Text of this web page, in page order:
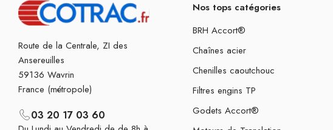
Route de la Centrale, ZI des
Ansereuilles
59136 Wavrin
France (métropole)
03 20 17 03 60
Nos tops catégories
BRH Accort®
Chaînes acier
Chenilles caoutchouc
Filtres engins TP
Godets Accort®